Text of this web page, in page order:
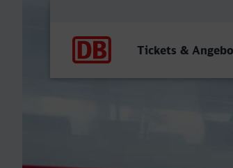
Tickets &